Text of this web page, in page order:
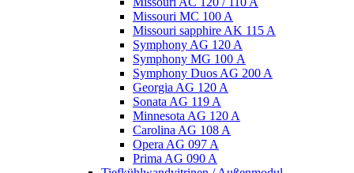
Missouri MC 100 A
Missouri sapphire AK 115 A
Symphony AG 120 A
Symphony MG 100 А
Symphony Duos AG 200 A
Georgia AG 120 A
Sonata AG 119 A
Minnesota AG 120 A
Carolina AG 108 A
Opera AG 097 A
Prima AG 090 A